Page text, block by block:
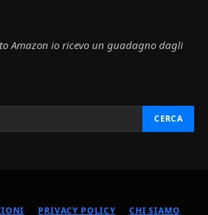
Amazon io ricevo un guadagno dagli
PRIVACY POLICY CHI SIAMO